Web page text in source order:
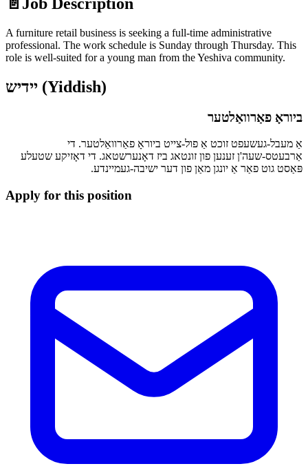
A furniture retail business is seeking a full-time administrative
professional. The work schedule is Sunday through Thursday. This
role is well-suited for a young man from the Yeshiva community.
יידיש (Yiddish)
ביוראָ פאַרוואַלטער
אַ מעבל-געשעפט זוכט אַ פול-צייט ביוראָ פאַרוואַלטער. די
אַרבעטס-שעה'ן זענען פון זונטאג ביז דאָנערשטאג. די דאָזיקע שטעלע
פּאַסט גוט פאַר אַ יונגן מאַן פון דער ישיבה-געמיינדע.
Apply for this position